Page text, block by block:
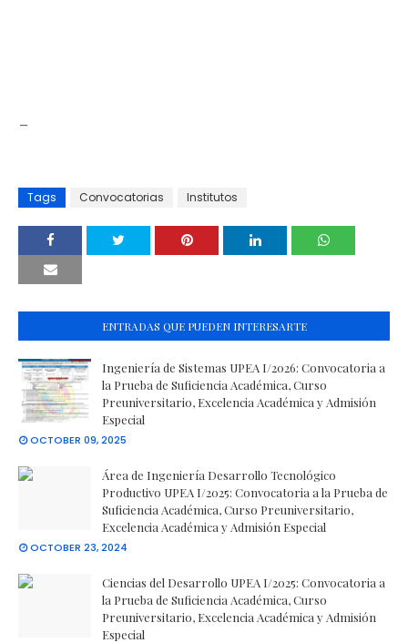
Tags Convocatorias Institutos
ENTRADAS QUE PUEDEN INTERESARTE
Ingeniería de Sistemas UPEA I/2026: Convocatoria a
la Prueba de Suficiencia Académica, Curso
Preuniversitario, Excelencia Académica y Admisión
Especial
OCTOBER 09, 2025
Área de Ingeniería Desarrollo Tecnológico
Productivo UPEA I/2025: Convocatoria a la Prueba de
Suficiencia Académica, Curso Preuniversitario,
Excelencia Académica y Admisión Especial
OCTOBER 23, 2024
Ciencias del Desarrollo UPEA I/2025: Convocatoria a
la Prueba de Suficiencia Académica, Curso
Preuniversitario, Excelencia Académica y Admisión
Especial